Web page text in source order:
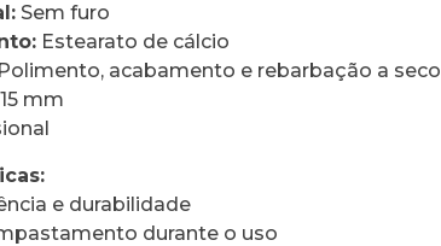
Sem furo
Estearato de cálcio
Polimento, acabamento e rebarbação a seco
mm
e durabilidade
durante o uso